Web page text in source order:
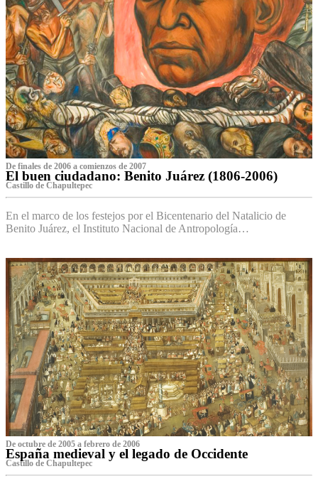
De finales de 2006 a comienzos de 2007
El buen ciudadano: Benito Juárez (1806-2006)
Castillo de Chapultepec
En el marco de los festejos por el Bicentenario del Natalicio de
Benito Juárez, el Instituto Nacional de Antropología…
De octubre de 2005 a febrero de 2006
España medieval y el legado de Occidente
Castillo de Chapultepec